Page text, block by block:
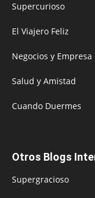
Supercurioso
El Viajero Feliz
Negocios y Empresa
Salud y Amistad
Cuando Duermes
Otros Blogs
Supergracioso